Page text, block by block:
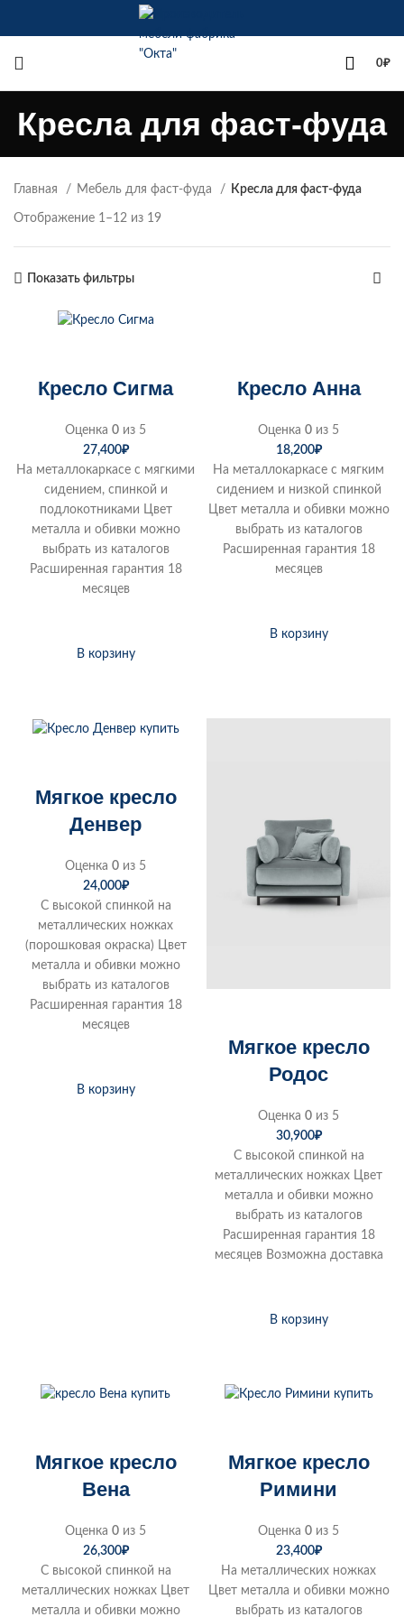
0₽
Кресла для фаст-фуда
Главная Мебель для фаст-фуда Кресла для фаст-фуда
Отображение 1–12 из 19
Показать фильтры
Кресло Сигма
Оценка 0 из 5
27,400₽
На металлокаркасе с мягкими
сидением, спинкой и
подлокотниками Цвет
металла и обивки можно
выбрать из каталогов
Расширенная гарантия 18
месяцев
В корзину
Кресло Анна
Оценка 0 из 5
18,200₽
На металлокаркасе с мягким
сидением и низкой спинкой
Цвет металла и обивки можно
выбрать из каталогов
Расширенная гарантия 18
месяцев
В корзину
Мягкое кресло
Денвер
Оценка 0 из 5
24,000₽
С высокой спинкой на
металлических ножках
(порошковая окраска) Цвет
металла и обивки можно
выбрать из каталогов
Расширенная гарантия 18
месяцев
В корзину
Мягкое кресло
Родос
Оценка 0 из 5
30,900₽
С высокой спинкой на
металлических ножках Цвет
металла и обивки можно
выбрать из каталогов
Расширенная гарантия 18
месяцев Возможна доставка
В корзину
Мягкое кресло
Вена
Оценка 0 из 5
26,300₽
С высокой спинкой на
металлических ножках Цвет
металла и обивки можно
Мягкое кресло
Римини
Оценка 0 из 5
23,400₽
На металлических ножках
Цвет металла и обивки можно
выбрать из каталогов